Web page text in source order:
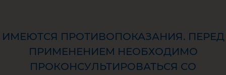
ИМЕЮТСЯ ПРОТИВОПОКАЗАНИЯ. ПЕРЕД
ПРИМЕНЕНИЕМ НЕОБХОДИМО
ПРОКОНСУЛЬТИРОВАТЬСЯ СО